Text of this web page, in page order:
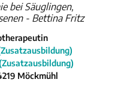
bei Säuglingen,
- Bettina Fritz
Möckmühl